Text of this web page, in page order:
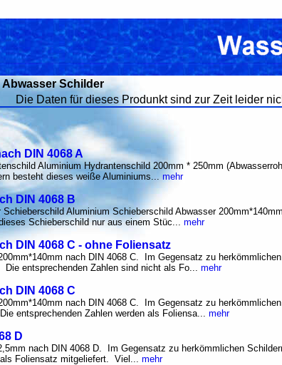
Abwasser Schilder
Die Daten für dieses Produnkt sind zur Zeit leider
DIN 4068 A
Aluminium Hydrantenschild 200mm * 250mm
besteht dieses weiße Aluminiums... mehr
DIN 4068 B
Aluminium Schieberschild Abwasser
Schieberschild nur aus einem Stüc... mehr
DIN 4068 C - ohne Foliensatz
nach DIN 4068 C. Im Gegensatz zu
entsprechenden Zahlen sind nicht als Fo... mehr
DIN 4068 C
nach DIN 4068 C. Im Gegensatz zu
entsprechenden Zahlen werden als Foliensa... mehr
D
nach DIN 4068 D. Im Gegensatz zu herkömmlichen
Foliensatz mitgeliefert. Viel... mehr